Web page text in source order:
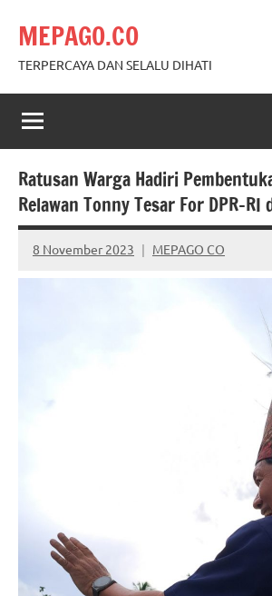
content
MEPAGO.CO
TERPERCAYA DAN SELALU DIHATI
Ratusan Warga Hadiri
Relawan Tonny Tesar For DPR-RI
8 November 2023 MEPAGO CO
No
comments